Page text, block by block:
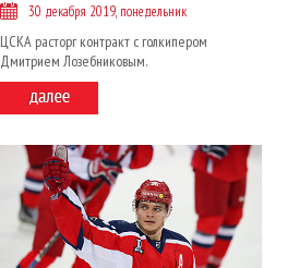
30 декабря 2019, понедельник
ЦСКА расторг контракт с голкипером
Дмитрием Лозебниковым.